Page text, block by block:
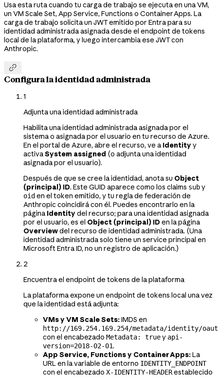
Usa esta ruta cuando tu carga de trabajo se ejecuta en una VM,
un VM Scale Set, App Service, Functions o Container Apps. La
carga de trabajo solicita un JWT emitido por Entra para su
identidad administrada asignada desde el endpoint de tokens
local de la plataforma, y luego intercambia ese JWT con
Anthropic.

Configura la identidad administrada
1
Adjunta una identidad administrada
Habilita una identidad administrada asignada por el
sistema o asignada por el usuario en tu recurso de Azure.
En el portal de Azure, abre el recurso, ve a Identityy
activaSystem assigned (o adjunta una identidad
asignada por el usuario).
Después de que se cree la identidad, anota su Object
(principal) ID. Este GUID aparece como los claims suby
oid en el token emitido, y tu regla de federación de
Anthropic coincidirá con él. Puedes encontrarlo en la
página Identitydel recurso; para una identidad asignada
por el usuario, es el Object (principal) ID en la página
Overviewdel recurso de identidad administrada. (Una
identidad administrada solo tiene un service principal en
Microsoft Entra ID, no un registro de aplicación.)
2
Encuentra el endpoint de tokens de la plataforma
La plataforma expone un endpoint de tokens local una vez
que la identidad está adjunta:
VMs y VM Scale Sets:IMDS en
http://169.254.169.254/metadata/identity/
con el encabezado Metadata: truey api-
version=2018-02-01.
App Service, Functions y Container Apps:La
URL en la variable de entorno IDENTITY_ENDPOINT
con el encabezado X-IDENTITY-HEADERestablecido